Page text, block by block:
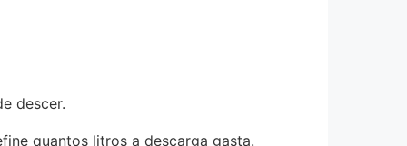
descer.
quantos litros a descarga gasta.